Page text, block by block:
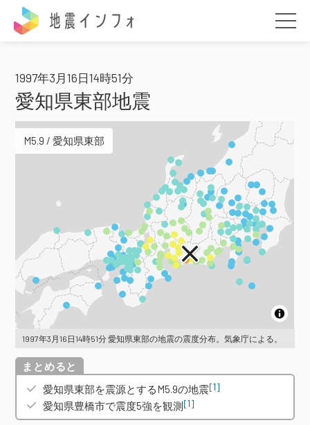
1997年3月16日14時51分
愛知県東部地震
M5.9 / 愛知県東部
1997年3月16日14時51分 愛知県東部の地震の震度分布。気象庁による。
概要
愛知県東部を震源とするM5.9の地震[1]
愛知県豊橋市で震度5強を観測[1]